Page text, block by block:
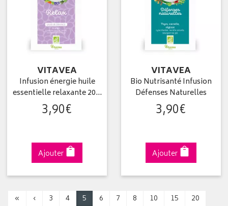
VITAVEA
Infusion énergie huile
essentielle relaxante 20…
3,90€
Ajouter
VITAVEA
Bio Nutrisanté Infusion
Défenses Naturelles
3,90€
Ajouter
« ‹ 3 4 5 6 7 8 10 15
20